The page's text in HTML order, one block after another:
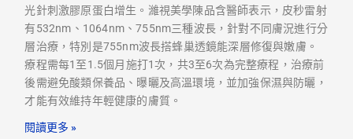
光針刺激膠原蛋白增生。濰視美學陳品含醫師表示，皮秒雷射
有532nm、1064nm、755nm三種波長，針對不同膚況進行分
層治療，特別是755nm波長搭蜂巢透鏡能深層修復與嫩膚。
療程需每1至1.5個月施打1次，共3至6次為完整療程，治療前
後需避免酸類保養品、曝曬及高溫環境，並加強保濕與防曬，
才能有效維持年輕健康的膚質。
閱讀更多 »